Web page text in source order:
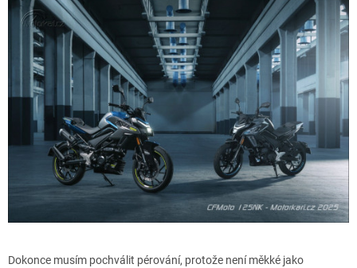
Dokonce musím pochválit pérování, protože není měkké jako